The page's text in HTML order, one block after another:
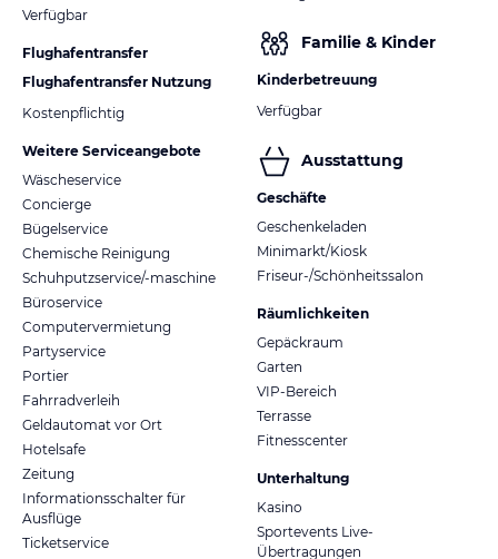
Verfügbar
Flughafentransfer
Flughafentransfer Nutzung
Kostenpflichtig
Weitere Serviceangebote
Wäscheservice
Concierge
Bügelservice
Chemische Reinigung
Schuhputzservice/-maschine
Büroservice
Computervermietung
Partyservice
Portier
Fahrradverleih
Geldautomat vor Ort
Hotelsafe
Zeitung
Informationsschalter für
Ausflüge
Ticketservice
Familie & Kinder
Kinderbetreuung
Verfügbar
Ausstattung
Geschäfte
Geschenkeladen
Minimarkt/Kiosk
Friseur-/Schönheitssalon
Räumlichkeiten
Gepäckraum
Garten
VIP-Bereich
Terrasse
Fitnesscenter
Unterhaltung
Kasino
Sportevents Live-
Übertragungen